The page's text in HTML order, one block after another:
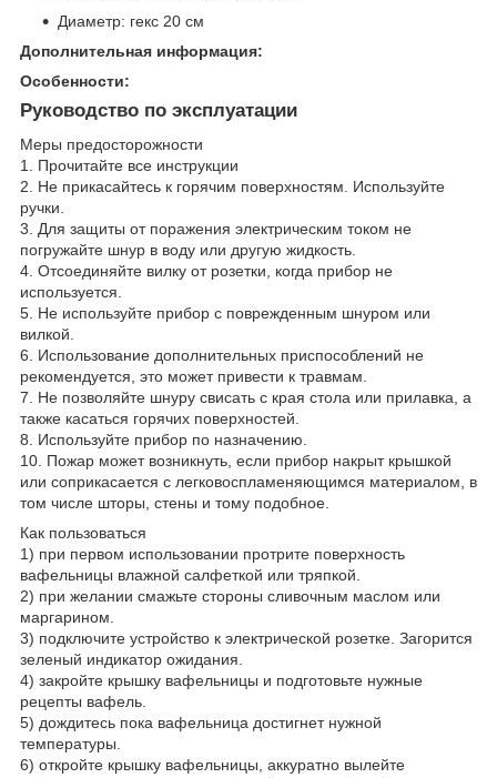
Диаметр: гекс 20 см
Дополнительная информация:
Особенности:
Руководство по эксплуатации
Меры предосторожности
1. Прочитайте все инструкции
2. Не прикасайтесь к горячим поверхностям. Используйте
ручки.
3. Для защиты от поражения электрическим током не
погружайте шнур в воду или другую жидкость.
4. Отсоединяйте вилку от розетки, когда прибор не
используется.
5. Не используйте прибор с поврежденным шнуром или
вилкой.
6. Использование дополнительных приспособлений не
рекомендуется, это может привести к травмам.
7. Не позволяйте шнуру свисать с края стола или прилавка, а
также касаться горячих поверхностей.
8. Используйте прибор по назначению.
10. Пожар может возникнуть, если прибор накрыт крышкой
или соприкасается с легковоспламеняющимся материалом, в
том числе шторы, стены и тому подобное.
Как пользоваться
1) при первом использовании протрите поверхность
вафельницы влажной салфеткой или тряпкой.
2) при желании смажьте стороны сливочным маслом или
маргарином.
3) подключите устройство к электрической розетке. Загорится
зеленый индикатор ожидания.
4) закройте крышку вафельницы и подготовьте нужные
рецепты вафель.
5) дождитесь пока вафельница достигнет нужной
температуры.
6) откройте крышку вафельницы, аккуратно вылейте